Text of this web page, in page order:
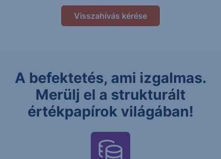
Visszahívás kérése
A befektetés, ami izgalmas.
Merülj el a strukturált
értékpapírok világában!